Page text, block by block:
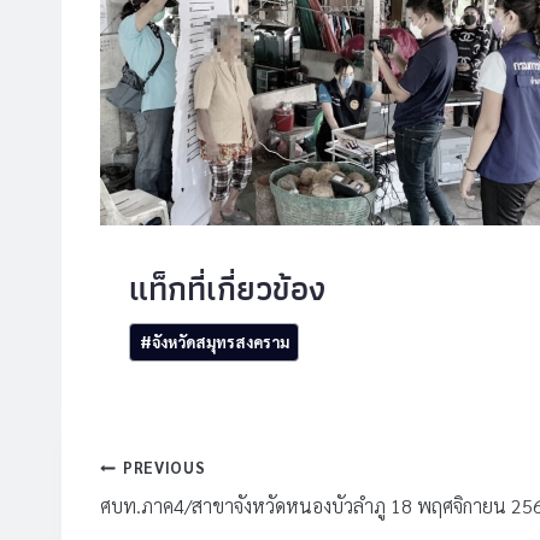
Post
Tags:
#จังหวัดสมุทรสงคราม
แนะแนว
เรื่อง
PREVIOUS
ศบท.ภาค4/สาขาจังหวัดหนองบัวลำภู 18 พฤศจิกายน